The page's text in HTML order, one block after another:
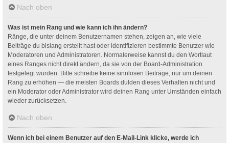
Nach oben
Was ist mein Rang und wie kann ich ihn ändern?
Ränge, die unter deinem Benutzernamen stehen, zeigen an, wie viele
Beiträge du bislang erstellt hast oder identifizieren bestimmte Benutzer wie
Moderatoren und Administratoren. Normalerweise kannst du den Wortlaut
eines Ranges nicht direkt ändern, da sie von der Board-Administration
festgelegt wurden. Bitte schreibe keine sinnlosen Beiträge, nur um deinen
Rang zu erhöhen — die meisten Boards dulden dieses Verhalten nicht und
ein Moderator oder Administrator wird deinen Rang unter Umständen einfach
wieder zurücksetzen.
Nach oben
Wenn ich bei einem Benutzer auf den E-Mail-Link klicke, werde ich